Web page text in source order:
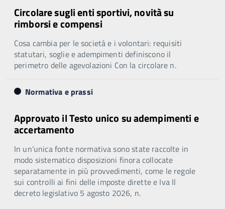
Circolare sugli enti sportivi, novità su
rimborsi e compensi
Cosa cambia per le società e i volontari: requisiti
statutari, soglie e adempimenti definiscono il
perimetro delle agevolazioni Con la circolare n.
Normativa e prassi
Approvato il Testo unico su adempimenti e
accertamento
In un’unica fonte normativa sono state raccolte in
modo sistematico disposizioni finora collocate
separatamente in più provvedimenti, come le regole
sui controlli ai fini delle imposte dirette e Iva Il
decreto legislativo 5 agosto 2026, n.